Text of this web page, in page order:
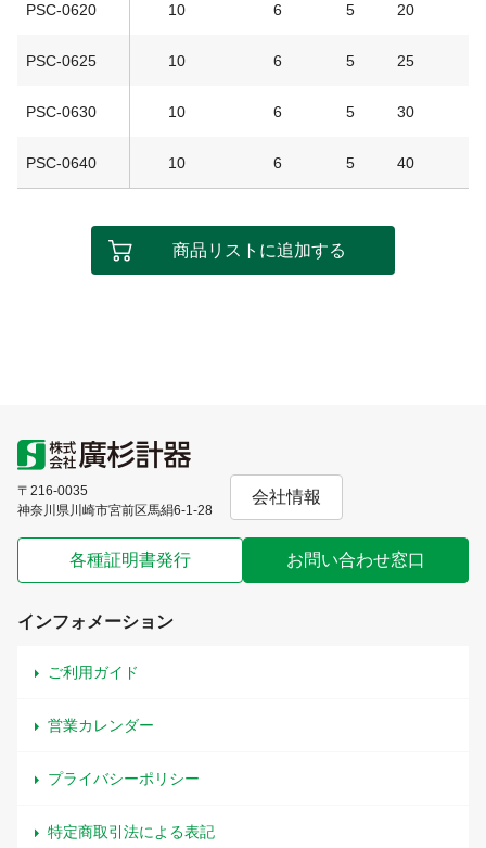
PSC-0620 10 6 5 20
PSC-0625 10 6 5 25
PSC-0630 10 6 5 30
PSC-0640 10 6 5 40
商品リストに追加する
〒216-0035
神奈川県川崎市宮前区馬絹6-1-28
会社情報
各種証明書発行 お問い合わせ窓口
インフォメーション
ご利用ガイド
営業カレンダー
プライバシーポリシー
特定商取引法による表記